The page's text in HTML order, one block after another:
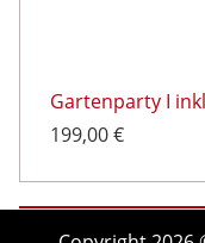
Gartenparty I
199,00 €